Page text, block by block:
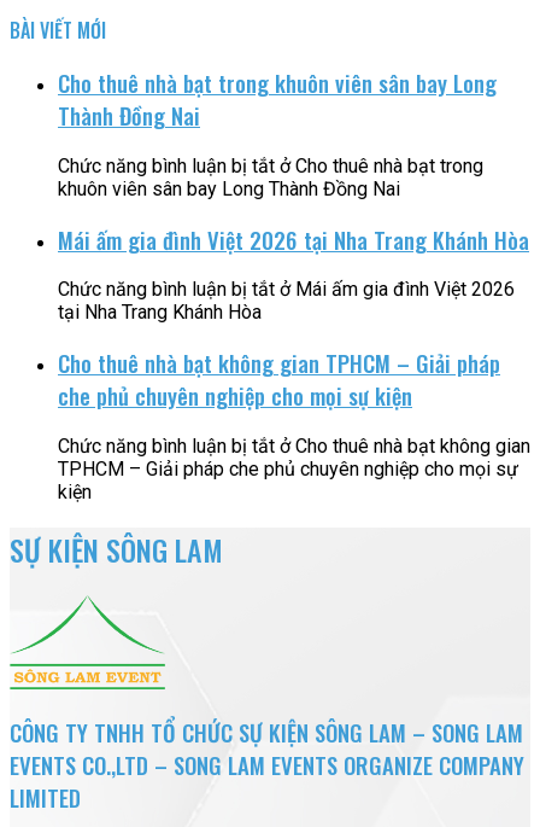
BÀI VIẾT MỚI
Cho thuê nhà bạt trong khuôn viên sân bay Long
Thành Đồng Nai
Chức năng bình luận bị tắt ở Cho thuê nhà bạt trong
khuôn viên sân bay Long Thành Đồng Nai
Mái ấm gia đình Việt 2026 tại Nha Trang Khánh Hòa
Chức năng bình luận bị tắt ở Mái ấm gia đình Việt 2026
tại Nha Trang Khánh Hòa
Cho thuê nhà bạt không gian TPHCM – Giải pháp
che phủ chuyên nghiệp cho mọi sự kiện
Chức năng bình luận bị tắt ở Cho thuê nhà bạt không gian
TPHCM – Giải pháp che phủ chuyên nghiệp cho mọi sự
kiện
SỰ KIỆN SÔNG LAM
CÔNG TY TNHH TỔ CHỨC SỰ KIỆN SÔNG LAM – SONG LAM
EVENTS CO.,LTD – SONG LAM EVENTS ORGANIZE COMPANY
LIMITED